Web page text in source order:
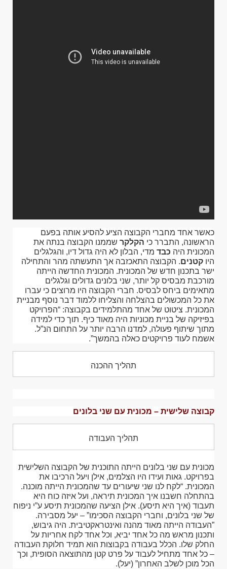
כאשר אחד מחברי הקבוצה הציע להסיע אותה בפעם
הראשונה, התברר כי הקלקר שממנו הקבוצה בנתה את
המכונית היה כבד מדי, הבלון לא היה גדול דיו, והגלגלים
היו קטנים. הקבוצה התאכזבה אך התעשתה מהר והתחילה
ישר בתכנון חדש של המכונית. המכונית החדשה הייתה
מורכבת מבסיס קל יותר, שני בלונים גדולים וגלגלים
מתאימים ביחס לבסיס. חברי הקבוצה היו מרוצים כי עברו
את כל המכשולים בהצלחה והצליחו ללמוד דבר נוסף מבניית
המכונית. ציטוט של אחד מהתלמידים בקבוצה: “הפרויקט
בפיזיקה של בניית מכוניות היה מאוד כיף. תוך כדי למידה
מתוך שיתוף פעולה, למדנו הרבה יותר על התחום הנ”ל.
אשמח לעוד פרויקטים כאלה בהמשך”.
תהליך ההכנה
קבוצה שלישית – מכונית עם שני בלונים
תהליך העבודה
מכונית עם שני בלונים הייתה התוכנית של הקבוצה השלישית
בפרויקט. גאות ועידו היו הצלמים, אילן ויעל הרכיבו את
המכונית. “לקח לנו שני שיעורים עד שהמכונית הייתה מוכנה.
בהתחלה חשבנו איך המכונית תיראה, ועל איזה כוח היא
תעבוד (איך היא תיסע). אילן הציעה שהמכונית תיסע ע”י ניפוח
של שני בלונים, וחברי הקבוצה הסכימו” – יעל מסבירה.
”העבודה הייתה מאוד מהנה ואינטראקטיבית. היה גיבוש,
ותכנון מראש מה כל אחד יביא, וכל אחד לקח אחריות על
החלק שלו. הכלל בעבודה בקבוצות הוא תמיד חלוקת העבודה
– כל אחד מתחיל לעבוד על פרט קטן מהתוצאה הסופית, וכך
הכל מוכן לשלב האחרון” (יעל).